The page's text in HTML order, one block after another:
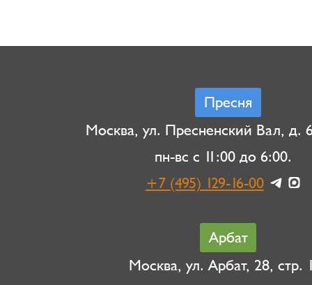
Пресня
Москва, ул. Пресненский Вал, д.
пн-вс с 11:00 до 6:00.
+7 (495) 129-16-00
Арбат
Москва, ул. Арбат, 28, стр.